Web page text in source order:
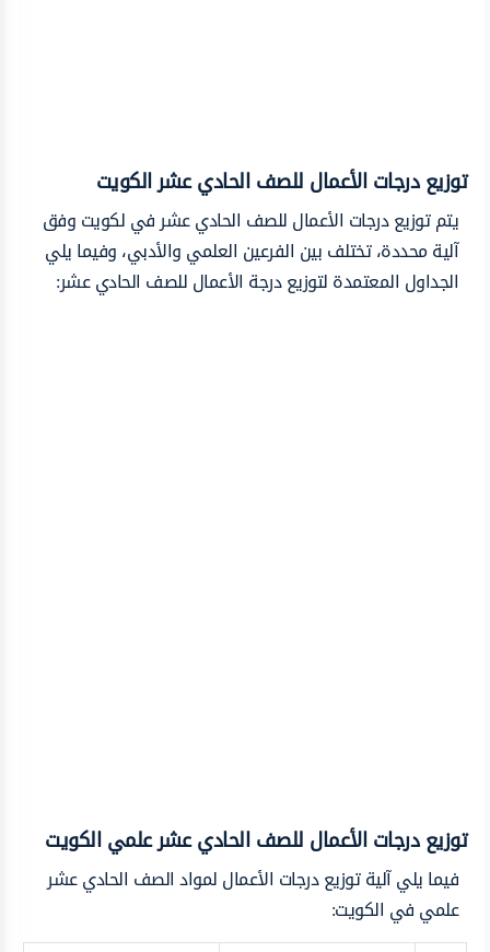
توزيع درجات الأعمال للصف الحادي عشر الكويت
يتم توزيع درجات الأعمال للصف الحادي عشر في لكويت وفق
آلية محددة، تختلف بين الفرعين العلمي والأدبي، وفيما يلي
الجداول المعتمدة لتوزيع درجة الأعمال للصف الحادي عشر:
توزيع درجات الأعمال للصف الحادي عشر علمي الكويت
فيما يلي آلية توزيع درجات الأعمال لمواد الصف الحادي عشر
علمي في الكويت: